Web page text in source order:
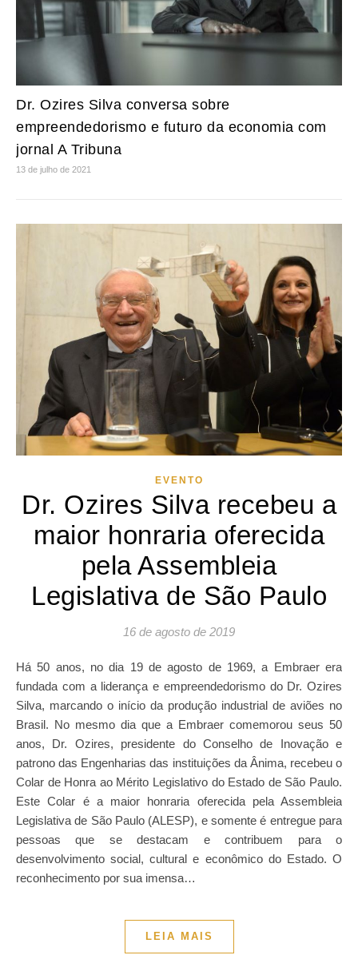
Dr. Ozires Silva conversa sobre
empreendedorismo e futuro da economia com
jornal A Tribuna
13 de julho de 2021
EVENTO
Dr. Ozires Silva recebeu a
maior honraria oferecida
pela Assembleia
Legislativa de São Paulo
16 de agosto de 2019
Há 50 anos, no dia 19 de agosto de 1969, a Embraer era
fundada com a liderança e empreendedorismo do Dr. Ozires
Silva, marcando o início da produção industrial de aviões no
Brasil. No mesmo dia que a Embraer comemorou seus 50
anos, Dr. Ozires, presidente do Conselho de Inovação e
patrono das Engenharias das instituições da Ânima, recebeu o
Colar de Honra ao Mérito Legislativo do Estado de São Paulo.
Este Colar é a maior honraria oferecida pela Assembleia
Legislativa de São Paulo (ALESP), e somente é entregue para
pessoas que se destacam e contribuem para o
desenvolvimento social, cultural e econômico do Estado. O
reconhecimento por sua imensa…
LEIA MAIS